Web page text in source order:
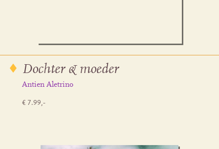
Dochter & moeder
Antien Aletrino
€ 7.99,-